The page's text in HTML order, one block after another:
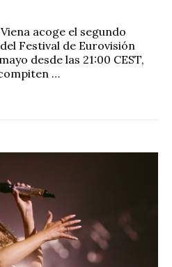
acoge el segundo
Festival de Eurovisión
desde las 21:00 CEST,
…